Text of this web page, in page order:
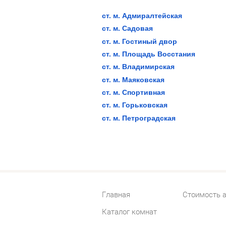
ст. м. Адмиралтейская
ст. м. Садовая
ст. м. Гостиный двор
ст. м. Площадь Восстания
ст. м. Владимирская
ст. м. Маяковская
ст. м. Спортивная
ст. м. Горьковская
ст. м. Петроградская
Главная
Каталог комнат
Стоимость